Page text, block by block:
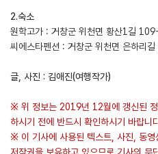
2.숙소
원학고가 : 거창군 위천면 황산1길
씨에스타펜션 : 거창군 위천면 은하
글, 사진 : 김애진(여행작가)
※ 위 정보는 2019년 12월에 갱신된
하시기 전에 반드시 확인하시기 바랍니
※ 이 기사에 사용된 텍스트, 사진, 동영
저작권을 보유하고 있으므로 기사의 무